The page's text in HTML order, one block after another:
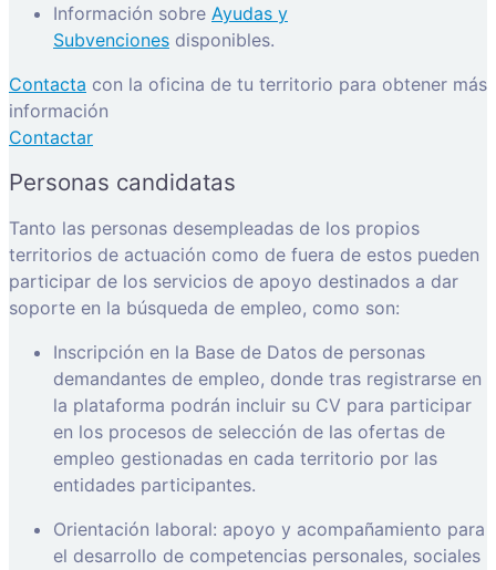
Información sobre Ayudas y
Subvenciones disponibles.
Contacta con la oficina de tu territorio para obtener más
información
Contactar
Personas candidatas
Tanto las personas desempleadas de los propios
territorios de actuación como de fuera de estos pueden
participar de los servicios de apoyo destinados a dar
soporte en la búsqueda de empleo, como son:
Inscripción en la Base de Datos de personas
demandantes de empleo, donde tras registrarse en
la plataforma podrán incluir su CV para participar
en los procesos de selección de las ofertas de
empleo gestionadas en cada territorio por las
entidades participantes.
Orientación laboral: apoyo y acompañamiento para
el desarrollo de competencias personales, sociales